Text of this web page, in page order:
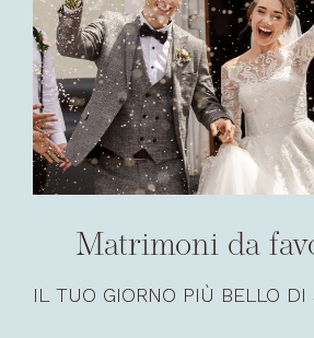
Matrimoni da
IL TUO GIORNO PIÙ BELLO DI